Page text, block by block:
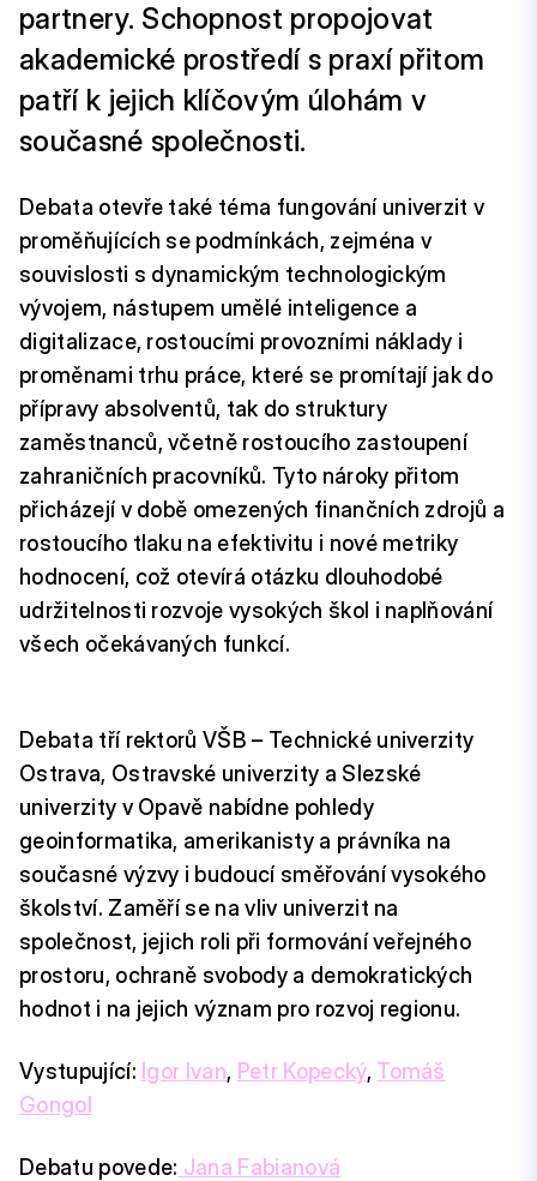
partnery. Schopnost propojovat
akademické prostředí s praxí přitom
patří k jejich klíčovým úlohám v
současné společnosti.
Debata otevře také téma fungování univerzit v
proměňujících se podmínkách, zejména v
souvislosti s dynamickým technologickým
vývojem, nástupem umělé inteligence a
digitalizace, rostoucími provozními náklady i
proměnami trhu práce, které se promítají jak do
přípravy absolventů, tak do struktury
zaměstnanců, včetně rostoucího zastoupení
zahraničních pracovníků. Tyto nároky přitom
přicházejí v době omezených finančních zdrojů a
rostoucího tlaku na efektivitu i nové metriky
hodnocení, což otevírá otázku dlouhodobé
udržitelnosti rozvoje vysokých škol i naplňování
všech očekávaných funkcí.
Debata tří rektorů VŠB – Technické univerzity
Ostrava, Ostravské univerzity a Slezské
univerzity v Opavě nabídne pohledy
geoinformatika, amerikanisty a právníka na
současné výzvy i budoucí směřování vysokého
školství. Zaměří se na vliv univerzit na
společnost, jejich roli při formování veřejného
prostoru, ochraně svobody a demokratických
hodnot i na jejich význam pro rozvoj regionu.
Vystupující: Igor Ivan, Petr Kopecký, Tomáš
Gongol
Debatu povede: Jana Fabianová